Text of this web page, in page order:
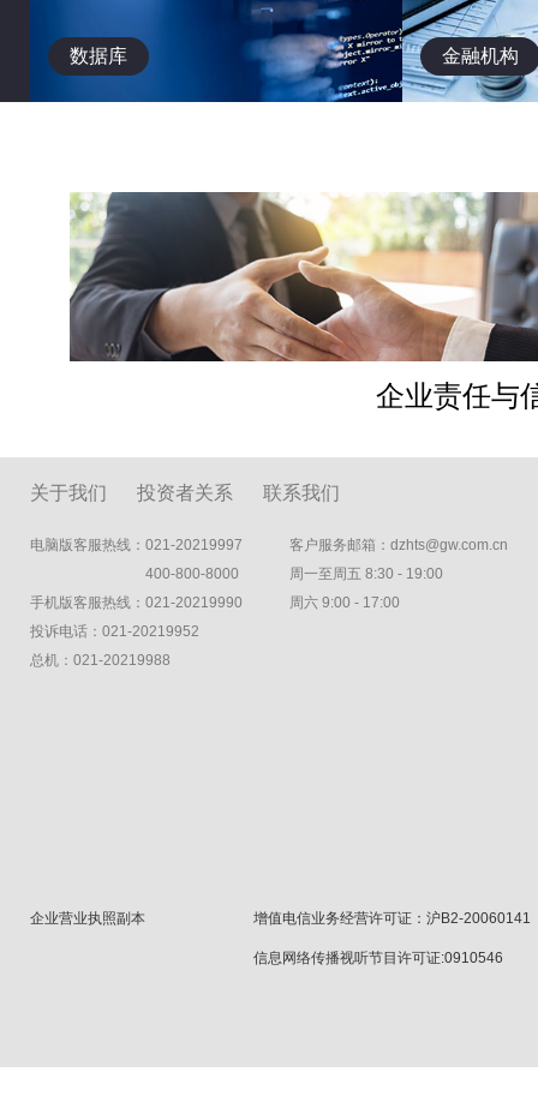
数据库 金融机构
企业责任与
关于我们 投资者关系 联系我们
电脑版客服热线：021-20219997
400-800-8000
手机版客服热线：021-20219990
投诉电话：021-20219952
总机：021-20219988
客户服务邮箱：dzhts@gw.com.cn
周一至周五 8:30 - 19:00
周六 9:00 - 17:00
企业营业执照副本 增值电信业务经营许可证：沪B2-20060141
信息网络传播视听节目许可证:0910546